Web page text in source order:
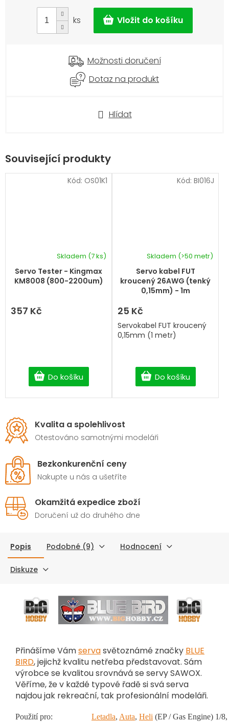
Hlídat
cena:
ks
Možnosti doručení
Dotaz na produkt
Související produkty
Servo Tester - Kingmax
KM8008 (800-2200um)
Skladem (7 ks)
357 Kč
Do košíku
Kód: OS01K1
Servo kabel FUT
kroucený 26AWG (tenký
0,15mm) - 1m
Skladem (>50 metr)
25 Kč
Do košíku
Servokabel FUT kroucený
0,15mm (1 metr)
Kód: BI016J
Kvalita a spolehlivost
Otestováno samotnými modeláři
Bezkonkurenční ceny
Nakupte u nás a ušetříte
Okamžitá expedice zboží
Doručení už do druhého dne
Popis Podobné (9) Hodnocení
Diskuze
Přinášíme Vámservasvětoznámé značky BLUE
BIRD, jejichž kvalitu netřeba představovat. Sám
výrobce se kvalitou srovnává se servy SAWOX.
Věříme, že v každé typové řadě si svá serva
najdou jak rekreační, tak profesionální modeláři.
Použití pro: Letadla, Auta, Heli (EP / Gas Engine) 1/